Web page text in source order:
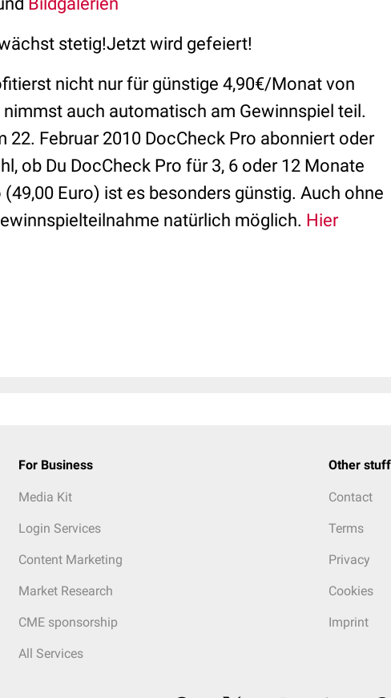
stetig!Jetzt wird gefeiert!
nicht nur für günstige 4,90€/Monat von
auch automatisch am Gewinnspiel teil.
22. Februar 2010 DocCheck Pro abonniert oder
ob Du DocCheck Pro für 3, 6 oder 12 Monate
Euro) ist es besonders günstig. Auch ohne
natürlich möglich. Hier
For Business
Media Kit
Login Services
Content Marketing
Market Research
CME sponsorship
All Services
Other stuff
Contact
Terms
Privacy
Cookies
Imprint